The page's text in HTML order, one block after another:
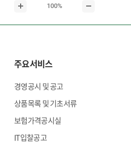
맵
본
문
현
기
100%
문
주요서비스
경영공시 및 공고
상품목록 및 기초서류
보험가격공시실
IT입찰공고